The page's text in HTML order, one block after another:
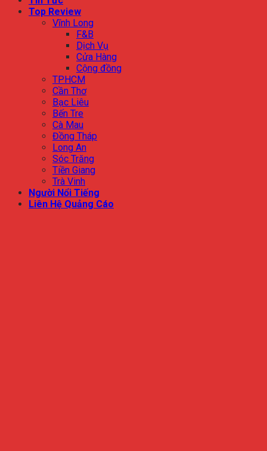
Top Review
Vĩnh Long
F&B
Dịch Vụ
Cửa Hàng
Cộng đồng
TPHCM
Cần Thơ
Bạc Liêu
Bến Tre
Cà Mau
Đồng Tháp
Long An
Sóc Trăng
Tiền Giang
Trà Vinh
Người Nổi Tiếng
Liên Hệ Quảng Cáo